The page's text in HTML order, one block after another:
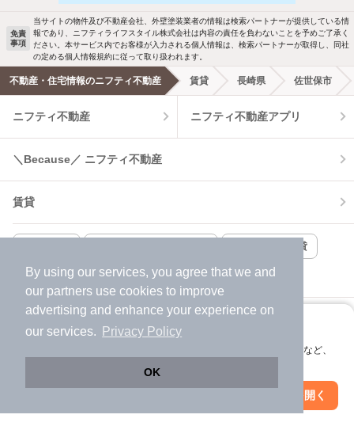
By using our services, you agree that we and
our partners use cookies to improve
advertising and enhance your experience on
our services.
Privacy Policy
OK
アプリに切り替えて、サクサクお部屋探し
会員登録なしですぐ使える。マップ検索やお気に入り保存など、
アプリを開く
絞り込み条件を変更
駐車場あり ペット相談
洗濯機置場あり 独立洗面台
エアコンあり 都市ガス
温水洗浄便座 オートロック
コンロ2口以上
新着のみ インターネット無料
件
物件一覧に反映
免責
事項
当サイトの物件及び不動産会社、外壁塗装業者の情報は検索パートナーが提供している情
報であり、ニフティライフスタイル株式会社は内容の責任を負わないことを予めご了承く
ださい。本サービス内でお客様が入力される個人情報は、検索パートナーが取得し、同社
の定める個人情報規約に従って取り扱われます。
不動産・住宅情報のニフティ不動産 賃貸 長崎県 佐世保市
ニフティ不動産 ニフティ不動産アプリ
＼Because／ ニフティ不動産
賃貸
貸店舗・店舗賃貸
貸し倉庫
新築一戸建て 新築マンション
中古一戸建て 中古マンション